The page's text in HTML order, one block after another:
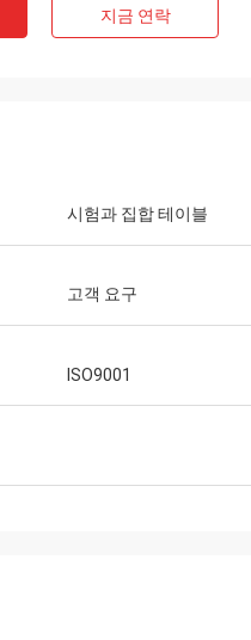
지금 연락
시험과 집합 테이블
고객 요구
ISO9001